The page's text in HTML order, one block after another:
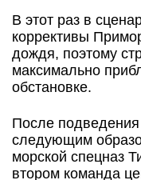
В этот раз в
коррективы
дождя, поэтому
максимально
обстановке.
После подведения
следующим
морской спецназ
втором команда